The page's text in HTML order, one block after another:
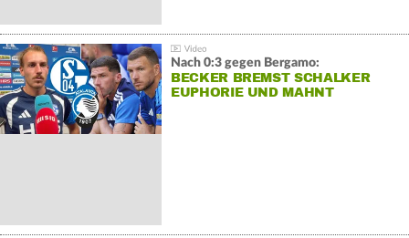
Nach 0:3 gegen Bergamo:
BECKER BREMST SCHALKER
EUPHORIE UND MAHNT